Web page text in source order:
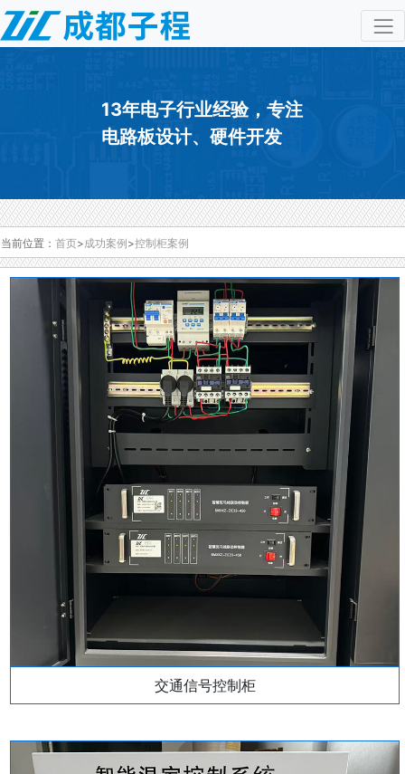
13年电子行业经验，专注
电路板设计、硬件开发
当前位置： 首页>成功案例>控制柜案例
交通信号控制柜